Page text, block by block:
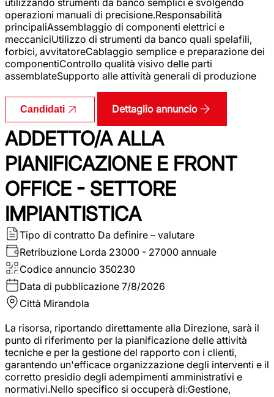
operazioni manuali di precisione.Responsabilità
principaliAssemblaggio di componenti elettrici e
meccaniciUtilizzo di strumenti da banco quali spelafili,
forbici, avvitatoreCablaggio semplice e preparazione dei
componentiControllo qualità visivo delle parti
assemblateSupporto alle attività generali di produzione
Candidati Dettaglio annuncio
ADDETTO/A ALLA
PIANIFICAZIONE E FRONT
OFFICE - SETTORE
IMPIANTISTICA
Tipo di contratto Da definire – valutare
Retribuzione Lorda 23000 - 27000 annuale
Codice annuncio 350230
Data di pubblicazione 7/8/2026
Città Mirandola
La risorsa, riportando direttamente alla Direzione, sarà il
punto di riferimento per la pianificazione delle attività
tecniche e per la gestione del rapporto con i clienti,
garantendo un'efficace organizzazione degli interventi e il
corretto presidio degli adempimenti amministrativi e
normativi.Nello specifico si occuperà di:Gestione,